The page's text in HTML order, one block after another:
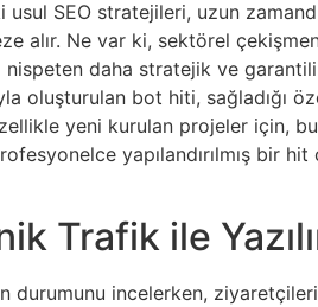
SEO stratejileri, uzun
alır. Ne var ki, sektörel
nispeten daha stratejik ve
oluşturulan bot hiti,
yeni kurulan projeler için,
yapılandırılmış bir
Trafik ile
durumunu incelerken,